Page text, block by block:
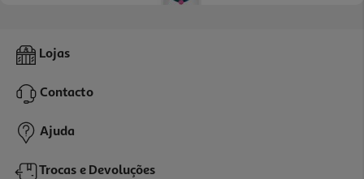
Máscara Bioten Tecido Colagénio
2,49 €
Lojas
Contacto
Ajuda
Trocas e Devoluções